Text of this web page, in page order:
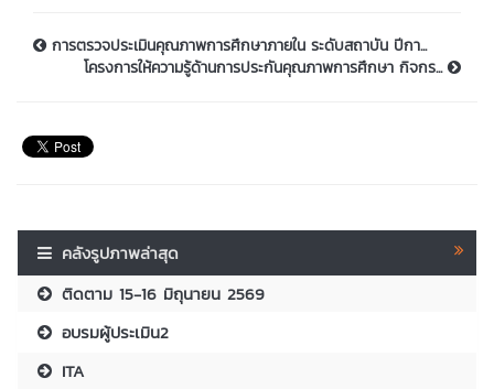
การตรวจประเมินคุณภาพการศึกษาภายใน ระดับสถาบัน ปีกา...
โครงการให้ความรู้ด้านการประกันคุณภาพการศึกษา กิจกร...
คลังรูปภาพล่าสุด
ติดตาม 15-16 มิถุนายน 2569
อบรมผู้ประเมิน2
ITA